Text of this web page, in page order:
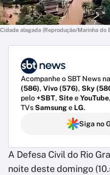
Cidade alagada (Reprodução/Marinha do
Acompanhe o SBT News
(586), Vivo (576), Sky
pelo+SBT, SiteeYouTube
TVsSamsunge LG.
Siga no
A Defesa Civil do Rio
noite deste domingo